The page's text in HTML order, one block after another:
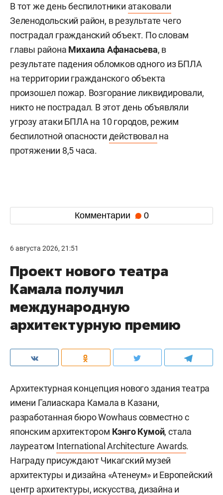
В тот же день беспилотники атаковали
Зеленодольский район, в результате чего
пострадал гражданский объект. По словам
главы района Михаила Афанасьева, в
результате падения обломков одного из БПЛА
на территории гражданского объекта
произошел пожар. Возгорание ликвидировали,
никто не пострадал. В этот день объявляли
угрозу атаки БПЛА на 10 городов, режим
беспилотной опасности действовал на
протяжении 8,5 часа.
Комментарии 0
6 августа 2026, 21:51
Проект нового театра
Камала получил
международную
архитектурную премию
Архитектурная концепция нового здания театра
имени Галиаскара Камала в Казани,
разработанная бюро Wowhaus совместно с
японским архитектором Кэнго Кумой, стала
лауреатом International Architecture Awards.
Награду присуждают Чикагский музей
архитектуры и дизайна «Атенеум» и Европейский
центр архитектуры, искусства, дизайна и